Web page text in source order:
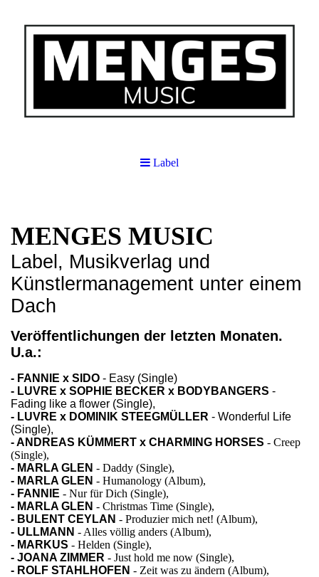
Label
MENGES MUSIC
Label, Musikverlag und
Künstlermanagement unter einem
Dach
Veröffentlichungen der letzten Monaten.
U.a.:
- FANNIE x SIDO - Easy (Single)
- LUVRE x SOPHIE BECKER x BODYBANGERS -
Fading like a flower (Single),
- LUVRE x DOMINIK STEEGMÜLLER - Wonderful Life
(Single),
- ANDREAS KÜMMERT x CHARMING HORSES - Creep
(Single),
- MARLA GLEN - Daddy (Single),
- MARLA GLEN - Humanology (Album),
- FANNIE - Nur für Dich (Single),
- MARLA GLEN - Christmas Time (Single),
- BULENT CEYLAN - Produzier mich net! (Album),
- ULLMANN - Alles völlig anders (Album),
- MARKUS - Helden (Single),
- JOANA ZIMMER - Just hold me now (Single),
- ROLF STAHLHOFEN - Zeit was zu ändern (Album),